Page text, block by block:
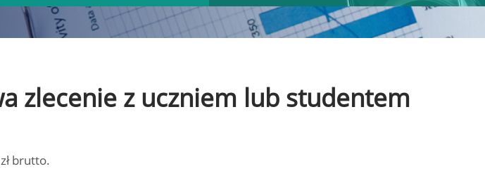
zlecenie z uczniem lub studentem
brutto.